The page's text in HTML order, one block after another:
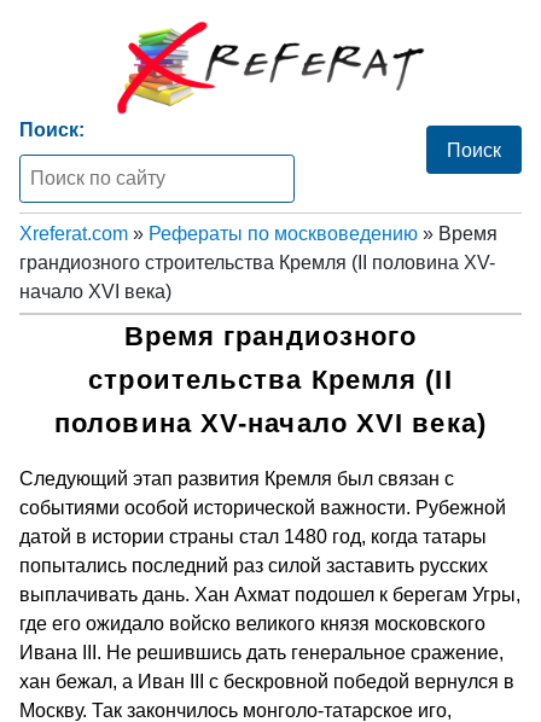
Поиск:
Xreferat.com » Рефераты по москвоведению » Время
грандиозного строительства Кремля (II половина XV-
начало XVI века)
Время грандиозного
строительства Кремля (II
половина XV-начало XVI века)
Следующий этап развития Кремля был связан с
событиями особой исторической важности. Рубежной
датой в истории страны стал 1480 год, когда татары
попытались последний раз силой заставить русских
выплачивать дань. Хан Ахмат подошел к берегам Угры,
где его ожидало войско великого князя московского
Ивана III. Не решившись дать генеральное сражение,
хан бежал, а Иван III с бескровной победой вернулся в
Москву. Так закончилось монголо-татарское иго,